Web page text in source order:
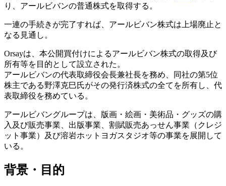
り、アールビバンの普通株式を取得する。
一連の手続きが完了すれば、アールビバン株式は上場廃止と
なる見通し。
Orsayは、本公開買付けによるアールビバン株式の取得及び
所有等を目的として設立された。
アールビバンの代表取締役会長兼社長を務め、同社の第5位
株主である野澤克巳氏がその発行済株式の全てを所有し、代
表取締役を務めている。
アールビバングループは、版画・絵画・美術品・グッズの購
入及び販売事業、出版事業、割賦販売あっせん事業（クレジ
ット事業）及び溶岩ホットヨガスタジオ等の事業を展開して
いる。
背景・目的